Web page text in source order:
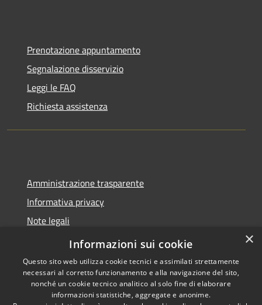
Prenotazione appuntamento
Segnalazione disservizio
Leggi le FAQ
Richiesta assistenza
Amministrazione trasparente
Informativa privacy
Note legali
Dichiarazione di accessibilità
Copyright © 2026 • Comune di
×
Informazioni sui cookie
Questo sito web utilizza cookie tecnici e assimilati strettamente
necessari al corretto funzionamento e alla navigazione del sito,
nonché un cookie tecnico analitico al solo fine di elaborare
informazioni statistiche, aggregate e anonime.